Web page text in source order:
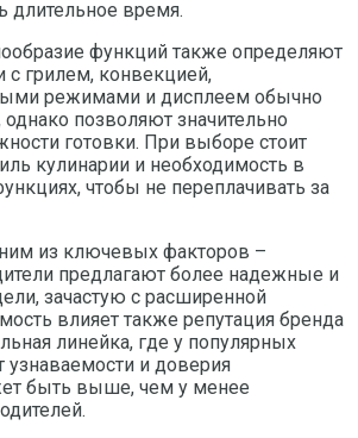
длительное время.
функций также определяют
с грилем, конвекцией,
режимами и дисплеем обычно
позволяют значительно
готовки. При выборе стоит
кулинарии и необходимость в
чтобы не переплачивать за
из ключевых факторов –
предлагают более надежные и
зачастую с расширенной
влияет также репутация бренда
линейка, где у популярных
узнаваемости и доверия
быть выше, чем у менее